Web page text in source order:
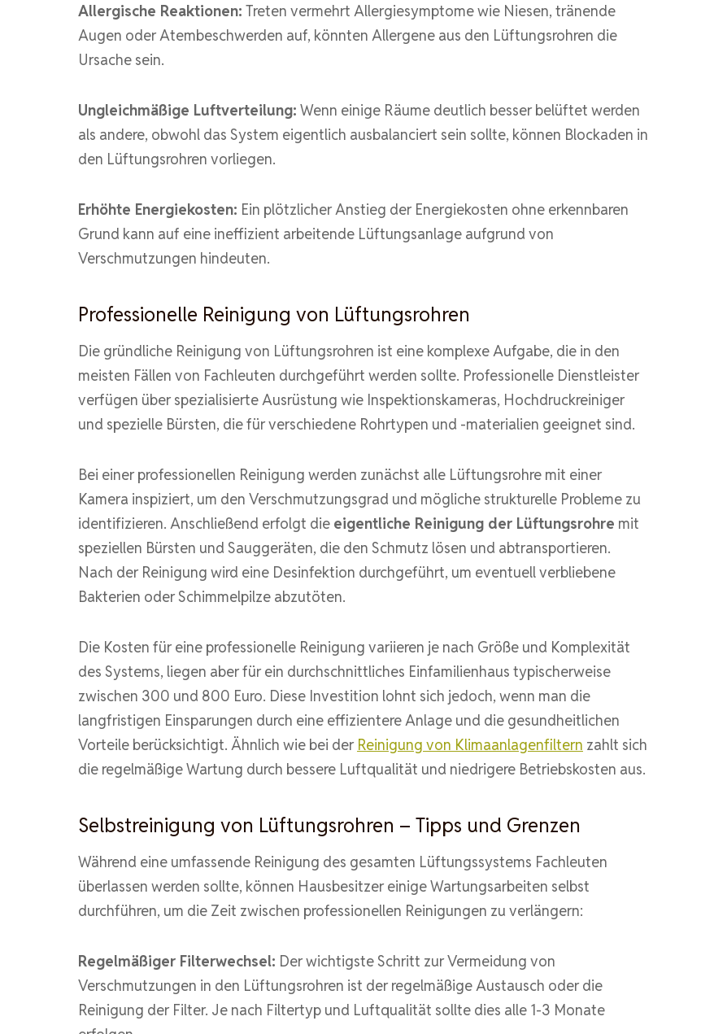
Allergische Reaktionen: Treten vermehrt Allergiesymptome wie Niesen, tränende
Augen oder Atembeschwerden auf, könnten Allergene aus den Lüftungsrohren die
Ursache sein.
Ungleichmäßige Luftverteilung: Wenn einige Räume deutlich besser belüftet werden
als andere, obwohl das System eigentlich ausbalanciert sein sollte, können Blockaden in
den Lüftungsrohren vorliegen.
Erhöhte Energiekosten: Ein plötzlicher Anstieg der Energiekosten ohne erkennbaren
Grund kann auf eine ineffizient arbeitende Lüftungsanlage aufgrund von
Verschmutzungen hindeuten.
Professionelle Reinigung von Lüftungsrohren
Die gründliche Reinigung von Lüftungsrohren ist eine komplexe Aufgabe, die in den
meisten Fällen von Fachleuten durchgeführt werden sollte. Professionelle Dienstleister
verfügen über spezialisierte Ausrüstung wie Inspektionskameras, Hochdruckreiniger
und spezielle Bürsten, die für verschiedene Rohrtypen und -materialien geeignet sind.
Bei einer professionellen Reinigung werden zunächst alle Lüftungsrohre mit einer
Kamera inspiziert, um den Verschmutzungsgrad und mögliche strukturelle Probleme zu
identifizieren. Anschließend erfolgt die eigentliche Reinigung der Lüftungsrohre mit
speziellen Bürsten und Sauggeräten, die den Schmutz lösen und abtransportieren.
Nach der Reinigung wird eine Desinfektion durchgeführt, um eventuell verbliebene
Bakterien oder Schimmelpilze abzutöten.
Die Kosten für eine professionelle Reinigung variieren je nach Größe und Komplexität
des Systems, liegen aber für ein durchschnittliches Einfamilienhaus typischerweise
zwischen 300 und 800 Euro. Diese Investition lohnt sich jedoch, wenn man die
langfristigen Einsparungen durch eine effizientere Anlage und die gesundheitlichen
Vorteile berücksichtigt. Ähnlich wie bei der Reinigung von Klimaanlagenfiltern zahlt sich
die regelmäßige Wartung durch bessere Luftqualität und niedrigere Betriebskosten aus.
Selbstreinigung von Lüftungsrohren – Tipps und Grenzen
Während eine umfassende Reinigung des gesamten Lüftungssystems Fachleuten
überlassen werden sollte, können Hausbesitzer einige Wartungsarbeiten selbst
durchführen, um die Zeit zwischen professionellen Reinigungen zu verlängern:
Regelmäßiger Filterwechsel: Der wichtigste Schritt zur Vermeidung von
Verschmutzungen in den Lüftungsrohren ist der regelmäßige Austausch oder die
Reinigung der Filter. Je nach Filtertyp und Luftqualität sollte dies alle 1-3 Monate